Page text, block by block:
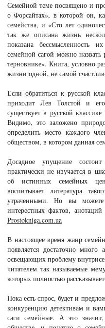
Семейной теме посвящено и
о Форсайтах», в которой он,
семейства, и «Сто лет
так же описана жизнь
показана бессмысленность
семейной сагой можно
терновнике». Книга, условно
жизни одной, не самой
Если обратиться к русской
приходит Лев Толстой и
существует в русской
Видимо, это заложено
определить место каждого
обществом, в котором данная
Досадное упущение
практически не изучается в
об истинных семейных
воспитывает литература
утраченными. Но вы можете
интерестных фактов,
Prostokniga.com.ua
В настоящее время жанр
появляется достаточно
освещающих проблему
читателем так называемые
которых полностью
Пока есть спрос, будет и
конкуренцию детективам и
саги семейные. А это